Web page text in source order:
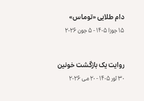
دام طلایی «توماس»
۱۵ جوزا ۱۴۰۵ - ۵ جون ۲۰۲۶
روایت یک بازگشت خونین
۳۰ ثور ۱۴۰۵ - ۲۰ می ۲۰۲۶